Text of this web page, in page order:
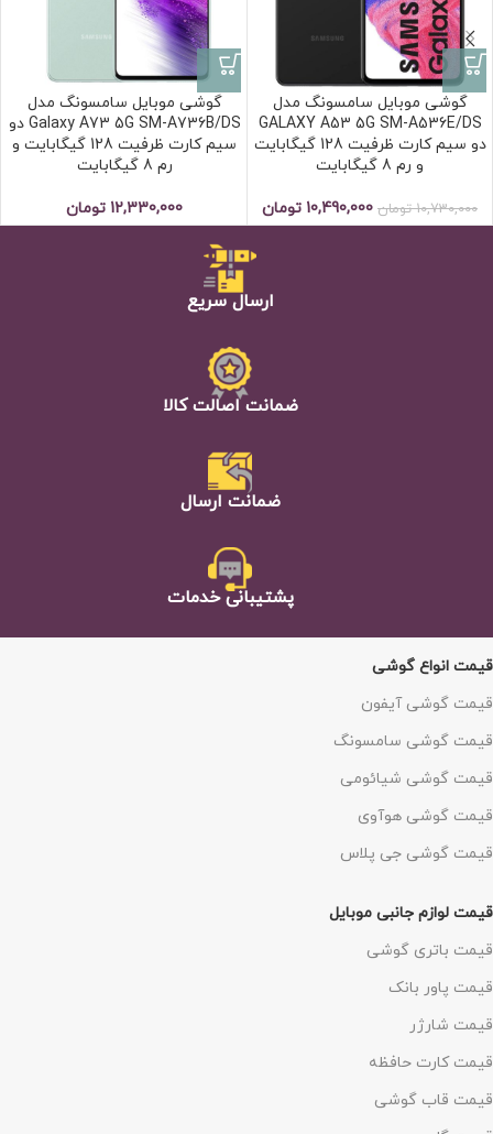
گوشی موبایل سامسونگ مدل
GALAXY A53 5G SM-A536E/DS
دو سیم کارت ظرفیت 128 گیگابایت
و رم 8 گیگابایت
10,730,000 تومان 10,490,000 تومان
گوشی موبایل سامسونگ مدل
Galaxy A73 5G SM-A736B/DS دو
سیم کارت ظرفیت 128 گیگابایت و
رم 8 گیگابایت
12,330,000 تومان
ارسال سریع
ضمانت اصالت كالا
ضمانت ارسال
پشتيبانی خدمات
قیمت انواع گوشی
قیمت گوشی آیفون
قیمت گوشی سامسونگ
قیمت گوشی شیائومی
قیمت گوشی هوآوی
قیمت گوشی جی پلاس
قیمت لوازم جانبی موبایل
قیمت باتری گوشی
قیمت پاور بانک
قیمت شارژر
قیمت کارت حافظه
قیمت قاب گوشی